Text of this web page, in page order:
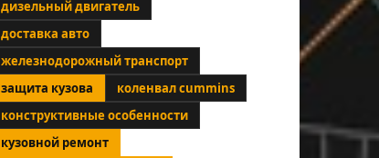
дизельный двигатель
доставка авто
железнодорожный транспорт
защита кузова
коленвал cummins
конструктивные особенности
кузовной ремонт